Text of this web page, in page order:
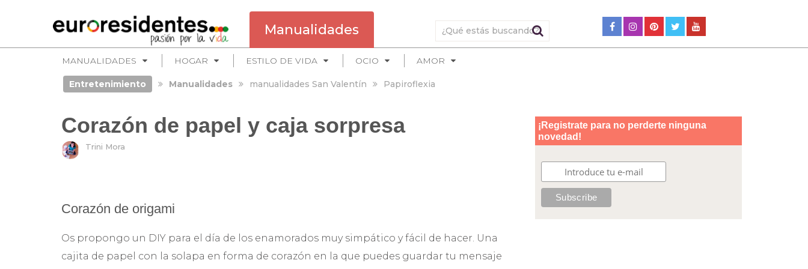
Manualidades
MANUALIDADES HOGAR ESTILO DE VIDA OCIO AMOR
Entretenimiento Manualidades manualidades San Valentín Papiroflexia
Corazón de papel y caja sorpresa
Trini Mora
Corazón de origami
Os propongo un DIY para el día de los enamorados muy simpático y fácil de hacer. Una
cajita de papel con la solapa en forma de corazón en la que puedes guardar tu mensaje